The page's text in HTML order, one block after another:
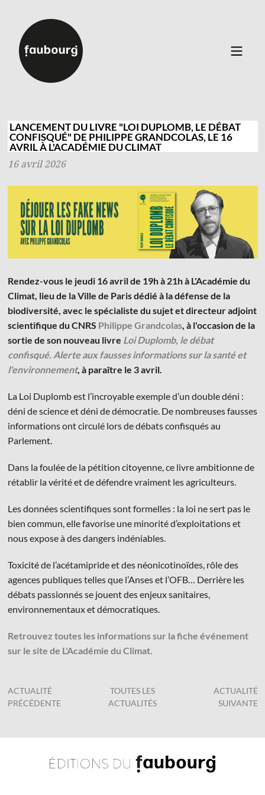
Auteurs
Événements
À propos
Contact
Connexion Inscription
© Les Éditions du Faubourg 2026
42 rue Planchat 75020 Paris
Sophie Caillat
CGV•Mentions légales•Politique de confidentialité
LANCEMENT DU LIVRE "LOI DUPLOMB, LE DÉBAT
CONFISQUÉ" DE PHILIPPE GRANDCOLAS, LE 16
AVRIL À L'ACADÉMIE DU CLIMAT
16 avril 2026
Rendez-vous le jeudi 16 avril de 19h à 21h à L'Académie du
Climat, lieu de la Ville de Paris dédié à la défense de la
biodiversité, avec le spécialiste du sujet et directeur adjoint
scientifique du CNRS Philippe Grandcolas, à l'occasion de la
sortie de son nouveau livre Loi Duplomb, le débat
confisqué. Alerte aux fausses informations sur la santé et
l'environnement, à paraître le 3 avril.
La Loi Duplomb est l’incroyable exemple d’un double déni :
déni de science et déni de démocratie. De nombreuses fausses
informations ont circulé lors de débats confisqués au
Parlement.
Dans la foulée de la pétition citoyenne, ce livre ambitionne de
rétablir la vérité et de défendre vraiment les agriculteurs.
Les données scientifiques sont formelles : la loi ne sert pas le
bien commun, elle favorise une minorité d’exploitations et
nous expose à des dangers indéniables.
Toxicité de l’acétamipride et des néonicotinoïdes, rôle des
agences publiques telles que l’Anses et l’OFB… Derrière les
débats passionnés se jouent des enjeux sanitaires,
environnementaux et démocratiques.
Retrouvez toutes les informations sur la fiche événement
sur le site de L'Académie du Climat.
ACTUALITÉ
PRÉCÉDENTE
TOUTES LES
ACTUALITÉS
ACTUALITÉ
SUIVANTE